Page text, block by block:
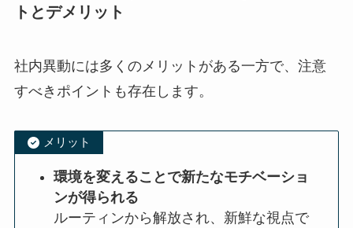
トとデメリット
社内異動には多くのメリットがある一方で、注意
すべきポイントも存在します。
メリット
環境を変えることで新たなモチベーショ
ンが得られる
ルーティンから解放され、新鮮な視点で